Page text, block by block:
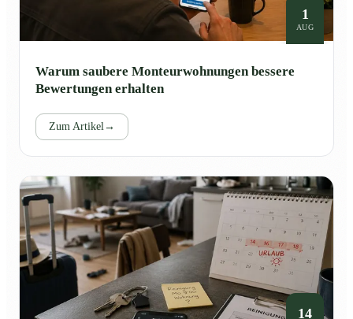
1
AUG
Warum saubere Monteurwohnungen bessere
Bewertungen erhalten
Zum Artikel→
14